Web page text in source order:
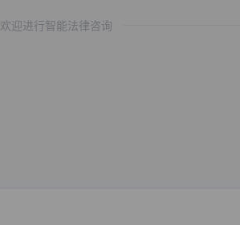
欢迎进行智能法律咨询